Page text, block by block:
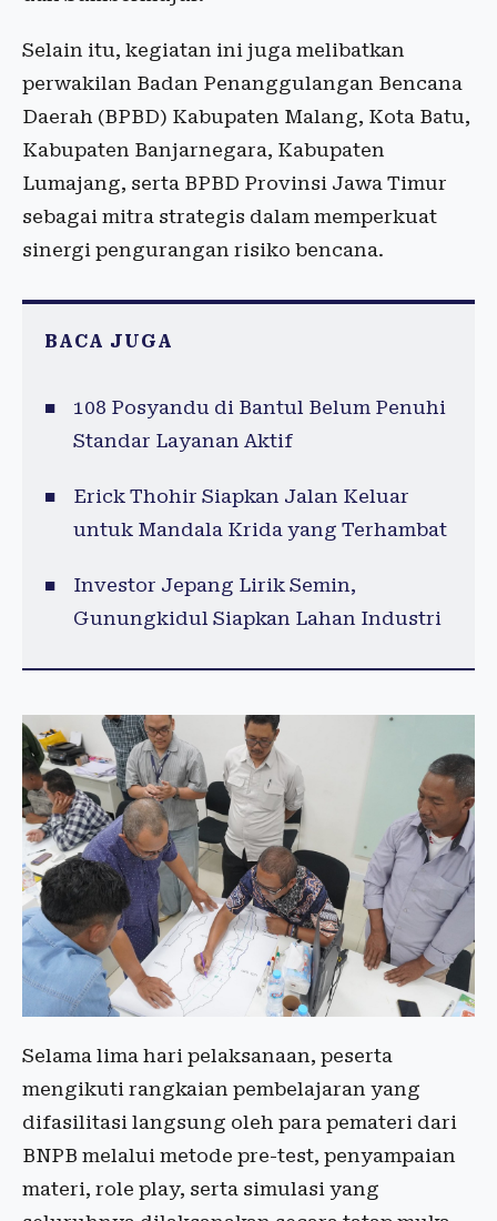
Selain itu, kegiatan ini juga melibatkan
perwakilan Badan Penanggulangan Bencana
Daerah (BPBD) Kabupaten Malang, Kota Batu,
Kabupaten Banjarnegara, Kabupaten
Lumajang, serta BPBD Provinsi Jawa Timur
sebagai mitra strategis dalam memperkuat
sinergi pengurangan risiko bencana.
BACA JUGA
108 Posyandu di Bantul Belum Penuhi
Standar Layanan Aktif
Erick Thohir Siapkan Jalan Keluar
untuk Mandala Krida yang Terhambat
Investor Jepang Lirik Semin,
Gunungkidul Siapkan Lahan Industri
Selama lima hari pelaksanaan, peserta
mengikuti rangkaian pembelajaran yang
difasilitasi langsung oleh para pemateri dari
BNPB melalui metode pre-test, penyampaian
materi, role play, serta simulasi yang